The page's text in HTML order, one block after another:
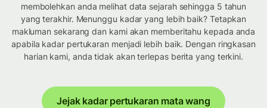
membolehkan anda melihat data sejarah sehingga 5 tahun
yang terakhir. Menunggu kadar yang lebih baik? Tetapkan
makluman sekarang dan kami akan memberitahu kepada anda
apabila kadar pertukaran menjadi lebih baik. Dengan ringkasan
harian kami, anda tidak akan terlepas berita yang terkini.
Jejak kadar pertukaran mata wang